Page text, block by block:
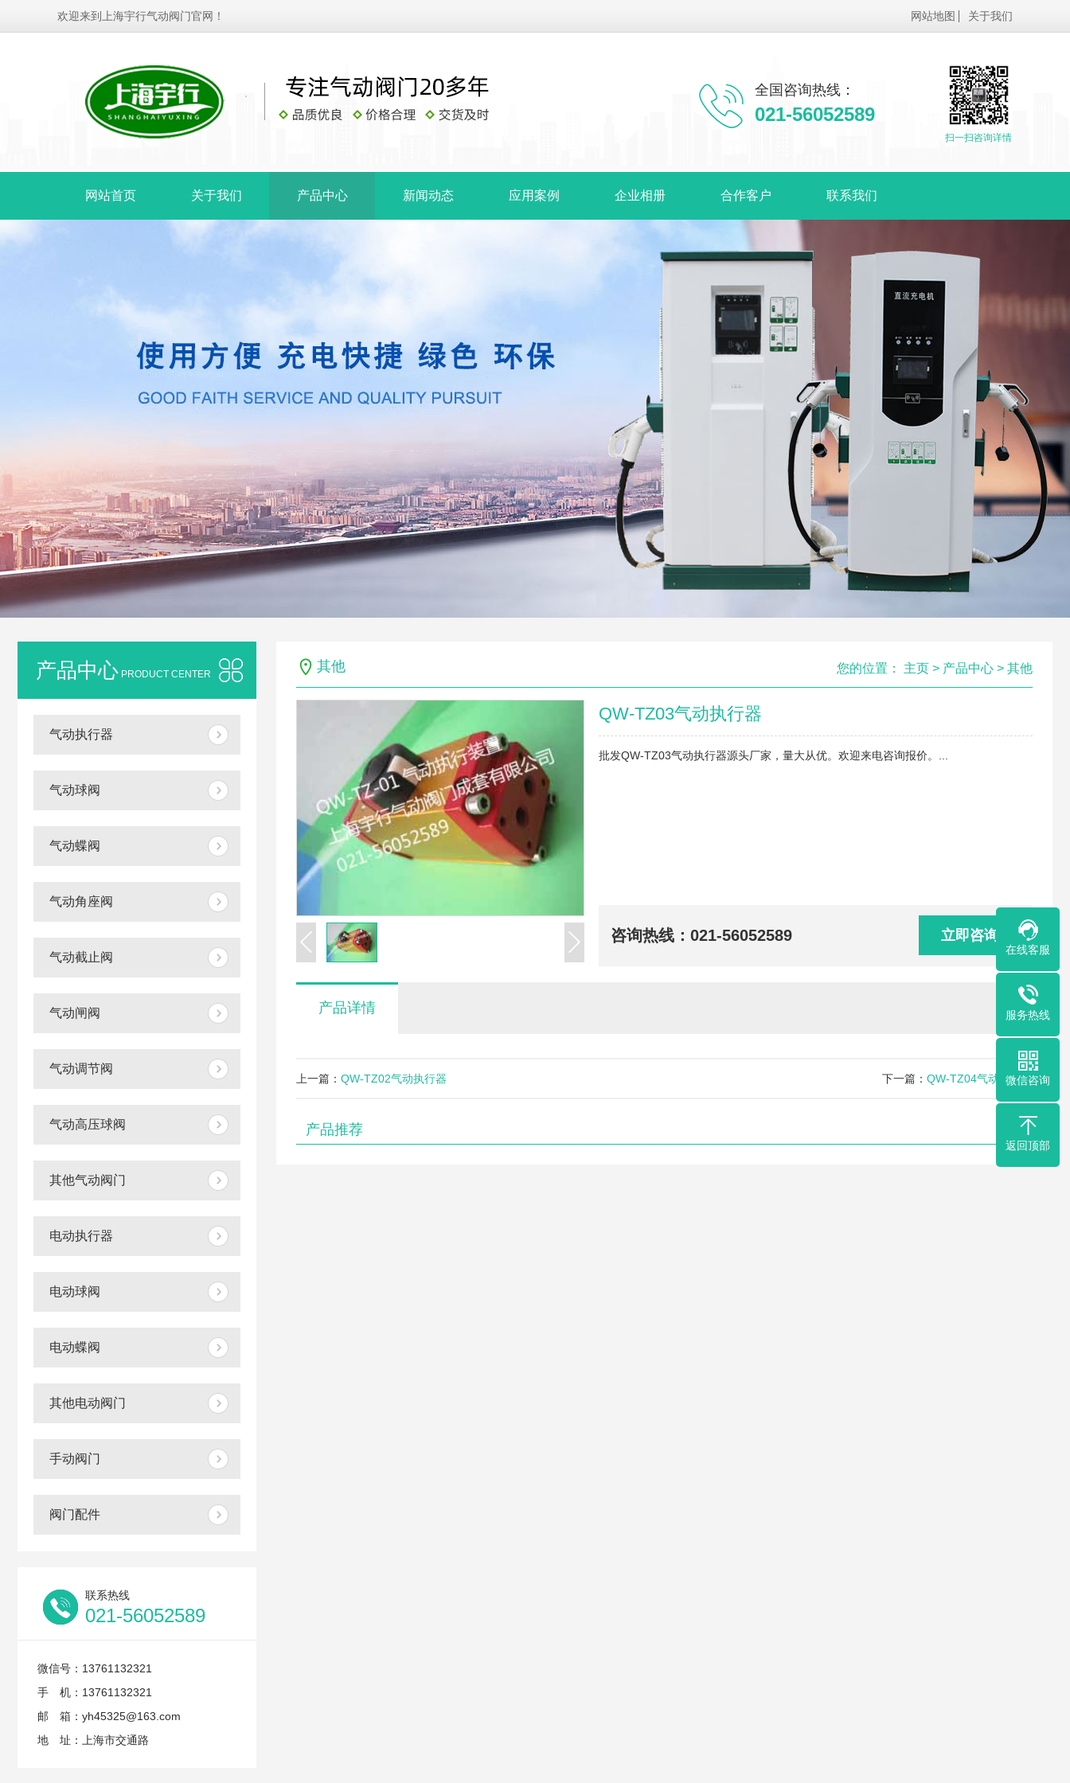
欢迎来到上海宇行气动阀门官网！ 网站地图 关于我们
扫一扫咨询详情
全国咨询热线：
021-56052589
网站首页 关于我们 产品中心 新闻动态 应用案例 企业相册 合作客户 联系我们
产品中心 PRODUCT CENTER
气动执行器
气动球阀
气动蝶阀
气动角座阀
气动截止阀
气动闸阀
气动调节阀
气动高压球阀
其他气动阀门
电动执行器
电动球阀
电动蝶阀
其他电动阀门
手动阀门
阀门配件
联系热线
021-56052589
微信号：13761132321
手 机：13761132321
邮 箱：yh45325@163.com
地 址：上海市交通路
其他 您的位置： 主页 > 产品中心 > 其他
QW-TZ03气动执行器
批发QW-TZ03气动执行器源头厂家，量大从优。欢迎来电咨询报价。...
咨询热线： 021-56052589 立即咨询
产品详情
上一篇： QW-TZ02气动执行器 下一篇： QW-TZ04气动执行器
产品推荐
在线客服
服务热线
微信咨询
返回顶部